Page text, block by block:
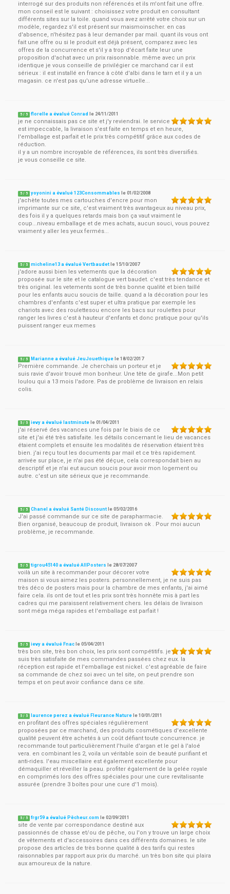
interrogé sur des produits non référencés et ils m'ont fait une offre.
mon conseil est le suivant : choisissez votre produit en consultant
différents sites sur la toile. quand vous avez arrêté votre choix sur un
modèle, regardez s'il est présent sur maismoinscher. en cas
d'absence, n'hésitez pas à leur demander par mail. quant ils vous ont
fait une offre ou si le produit est déjà présent, comparez avec les
offres de la concurrence et s'il y a trop d'écart faite leur une
proposition d'achat avec un prix raisonnable. même avec un prix
identique je vous conseille de privilégier ce marchand car il est
sérieux : il est installé en france à côté d'albi dans le tarn et il y a un
magasin. ce n'est pas qu'une adresse virtuelle...
5 / 5 florelle a évalué Conrad le 24/11/2011
je ne connaissais pas ce site et j'y reviendrai. le service
est impeccable, la livraison s'est faite en temps et en heure,
l'emballage est parfait et le prix très compétitif grâce aux codes de
réduction.
il y a un nombre incroyable de références, ils sont très diversifiés.
je vous conseille ce site.
5 / 5 yoyonini a évalué 123Consommables le01/02/2008
j'achète toutes mes cartouches d'encre pour mon
imprimante sur ce site, c'est vraiment très avantageux au niveau prix,
des fois il y a quelques retards mais bon ça vaut vraiment le
coup...niveau emballage et de mes achats, aucun souci, vous pouvez
vraiment y aller les yeux fermés...
5 / 5 micheline13 a évalué Vertbaudet le15/10/2007
j'adore aussi bien les vetements que la décoration
proposée sur le site et le catalogue vert baudet. c'est très tendance et
très original. les vetements sont de très bonne qualité et bien taillé
pour les enfants aucu soucis de taille. quand a la décoration pour les
chambres d'enfants c'est super et ultra pratique par exemple les
chariots avec des roulettesou encore les bacs sur roulettes pour
ranger les livres c'est à hauteur d'enfants et donc pratique pour qu'ils
puissent ranger eux memes
5 / 5 Marianne a évalué JeuJouethique le18/02/2017
Première commande. Je cherchais un porteur et je
suis ravie d'avoir trouvé mon bonheur. Une tête de girafe...Mon petit
loulou qui a 13 mois l'adore. Pas de problème de livraison en relais
colis.
5 / 5 ievy a évalué lastminute le01/04/2011
j'ai réservé des vacances une fois par le biais de ce
site et j'ai été très satisfaite. les détails concernant le lieu de vacances
étaient complets et ensuite les modalités de réservation étaient très
bien. j'ai reçu tout les documents par mail et ce très rapidement.
arrivée sur place, je n'ai pas été déçue, cela correspondait bien au
descriptif et je n'ai eut aucun soucis pour avoir mon logement ou
autre. c'est un site sérieux que je recommande.
5 / 5 Chanel a évalué Santé Discount le05/02/2016
J'ai passé commande sur ce site de parapharmacie.
Bien organisé, beaucoup de produit, livraison ok . Pour moi aucun
problème, je recommande.
5 / 5 tigrou45140 a évalué AllPosters le 28/07/2007
voilà un site à recommander pour décorer votre
maison si vous aimez les posters. personnellement, je ne suis pas
très déco de posters mais pour la chambre de mes enfants, j'ai aimé
faire cela. ils ont de tout et les prix sont très honnête mis à part les
cadres qui me paraissent relativement chers. les délais de livraison
sont méga méga rapides et l'emballage est parfait !
5 / 5 ievy a évalué Fnac le05/04/2011
très bon site, très bon choix, les prix sont compétitifs. je
suis très satisfaite de mes commandes passées chez eux. la
réception est rapide et l'emballage est nickel. c'est agréable de faire
sa commande de chez soi avec un tel site, on peut prendre son
temps et on peut avoir confiance dans ce site.
5 / 5 laurence perez a évalué Fleurance Nature le10/01/2011
en profitant des offres spéciales régulièrement
proposées par ce marchand, des produits cosmétiques d'excellente
qualité peuvent être achetés à un coût défiant toute concurrence. je
recommande tout particulièrement l'huile d'argan et le gel à l'aloé
vera. en combinant les 2, voila un véritable soin de beauté purifiant et
anti-rides. l'eau miscellaire est également excellente pour
démaquiller et réveiller la peau. profiter également de la gelée royale
en comprimés lors des offres spéciales pour une cure revitalisante
assurée (prendre 3 boîtes pour une cure d'1 mois).
5 / 5 frgr59 a évalué Pêcheur.com le02/09/2011
site de vente par correspondance destiné aux
passionnés de chasse et/ou de pêche, ou l'on y trouve un large choix
de vêtements et d'accessoires dans ces différents domaines. le site
propose des articles de très bonne qualité à des tarifs qui restes
raisonnables par rapport aux prix du marché. un très bon site qui plaira
aux amoureux de la nature.